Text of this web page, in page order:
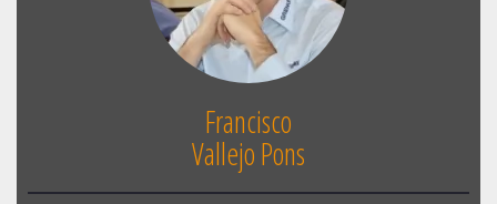
Francisco
Vallejo Pons